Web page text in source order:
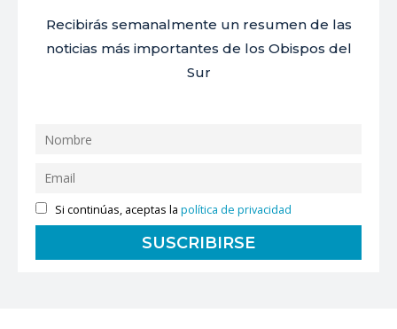
Recibirás semanalmente un resumen de las
noticias más importantes de los Obispos del
Sur
Si continúas, aceptas lapolítica de privacidad